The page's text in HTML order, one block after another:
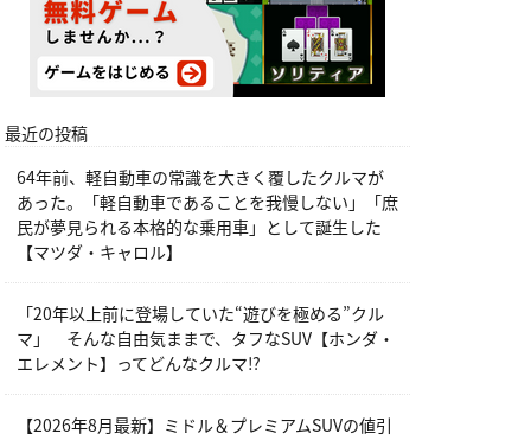
最近の投稿
64年前、軽自動車の常識を大きく覆したクルマが
あった。「軽自動車であることを我慢しない」「庶
民が夢見られる本格的な乗用車」として誕生した
【マツダ・キャロル】
「20年以上前に登場していた“遊びを極める”クル
マ」 そんな自由気ままで、タフなSUV【ホンダ・
エレメント】ってどんなクルマ⁉︎
【2026年8月最新】ミドル＆プレミアムSUVの値引